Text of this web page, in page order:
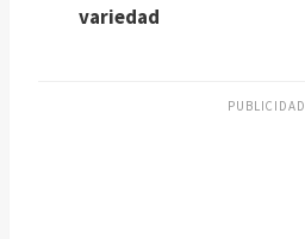
variedad
PUBLICIDAD